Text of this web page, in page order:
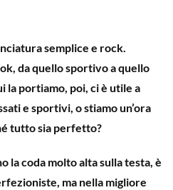
semplice e rock.
da quello sportivo a quello
la portiamo, poi, ci è utile a
e sportivi, o stiamo un’ora
tutto sia perfetto?
lacoda molto alta sulla testa, è
ma nella migliore